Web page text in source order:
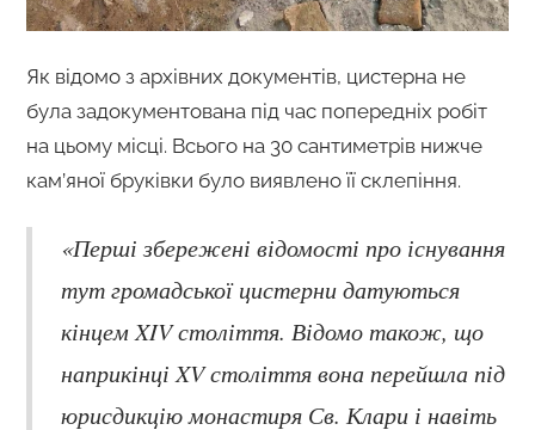
Як відомо з архівних документів, цистерна не
була задокументована під час попередніх робіт
на цьому місці. Всього на 30 сантиметрів нижче
кам’яної бруківки було виявлено її склепіння.
«Перші збережені відомості про існування
тут громадської цистерни датуються
кінцем XIV століття. Відомо також, що
наприкінці XV століття вона перейшла під
юрисдикцію монастиря Св. Клари і навіть